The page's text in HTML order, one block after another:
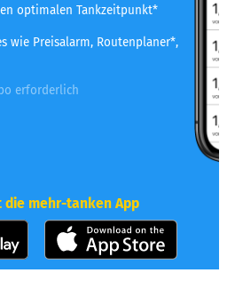
optimalen Tankzeitpunkt*
wie Preisalarm, Routenplaner*,
erforderlich
die mehr-tanken App